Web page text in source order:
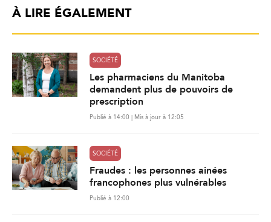
À LIRE ÉGALEMENT
SOCIÉTÉ
Les pharmaciens du Manitoba
demandent plus de pouvoirs de
prescription
Publié à 14:00 | Mis à jour à 12:05
SOCIÉTÉ
Fraudes : les personnes ainées
francophones plus vulnérables
Publié à 12:00